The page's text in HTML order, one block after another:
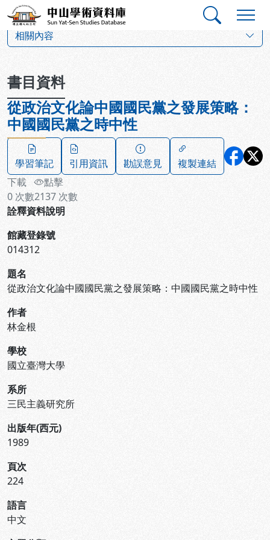
跳到主要內容
中山學術資料庫
相關內容
書目資料
從政治文化論中國國民黨之發展策略：
中國國民黨之時中性
學習筆記 引用資訊 勘誤意見
複製連結
下載
0 次數
點擊
2137 次數
詮釋資料說明
館藏登錄號
014312
題名
從政治文化論中國國民黨之發展策略：中國國民黨之時中性
作者
林金根
學校
國立臺灣大學
系所
三民主義研究所
出版年(西元)
1989
頁次
224
語言
中文